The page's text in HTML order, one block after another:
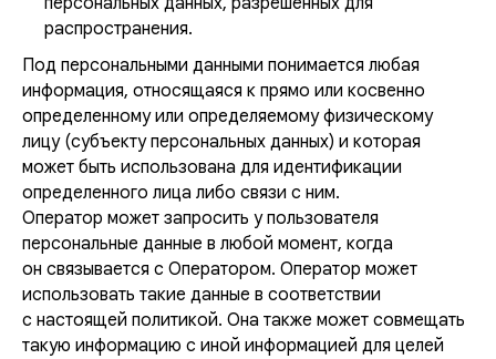
распространения.
Под персональными данными понимается любая
информация, относящаяся к прямо или косвенно
определенному или определяемому физическому
лицу (субъекту персональных данных) и которая
может быть использована для идентификации
определенного лица либо связи с ним.
Оператор может запросить у пользователя
персональные данные в любой момент, когда
он связывается с Оператором. Оператор может
использовать такие данные в соответствии
с настоящей политикой. Она также может совмещать
такую информацию с иной информацией для целей